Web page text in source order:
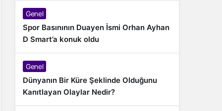
Genel
Spor Basınının Duayen İsmi Orhan Ayhan
D Smart’a konuk oldu
Genel
Dünyanın Bir Küre Şeklinde Olduğunu
Kanıtlayan Olaylar Nedir?